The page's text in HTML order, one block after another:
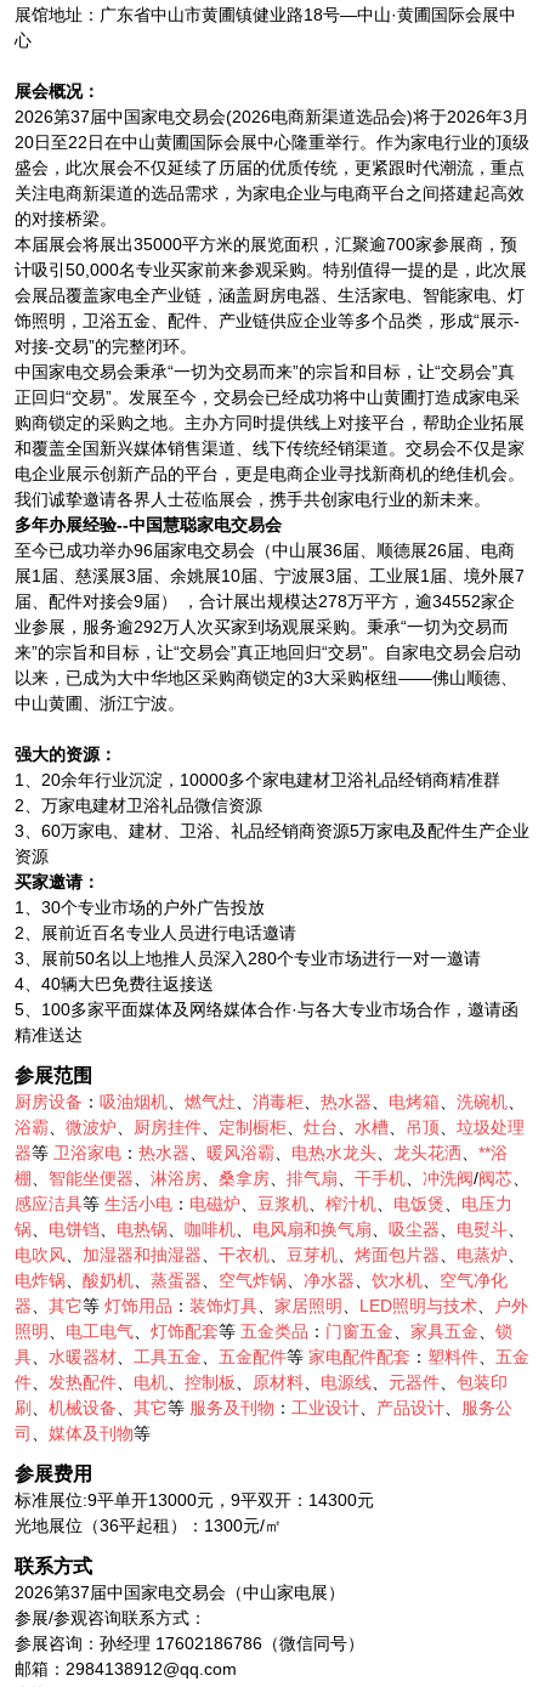
展馆地址：广东省中山市黄圃镇健业路18号—中山·黄圃国际会展中
心
展会概况：
2026第37届中国家电交易会(2026电商新渠道选品会)将于2026年3月
20日至22日在中山黄圃国际会展中心隆重举行。作为家电行业的顶级
盛会，此次展会不仅延续了历届的优质传统，更紧跟时代潮流，重点
关注电商新渠道的选品需求，为家电企业与电商平台之间搭建起高效
的对接桥梁。
本届展会将展出35000平方米的展览面积，汇聚逾700家参展商，预
计吸引50,000名专业买家前来参观采购。特别值得一提的是，此次展
会展品覆盖家电全产业链，涵盖厨房电器、生活家电、智能家电、灯
饰照明，卫浴五金、配件、产业链供应企业等多个品类，形成“展示-
对接-交易”的完整闭环。
中国家电交易会秉承“一切为交易而来”的宗旨和目标，让“交易会”真
正回归“交易”。发展至今，交易会已经成功将中山黄圃打造成家电采
购商锁定的采购之地。主办方同时提供线上对接平台，帮助企业拓展
和覆盖全国新兴媒体销售渠道、线下传统经销渠道。交易会不仅是家
电企业展示创新产品的平台，更是电商企业寻找新商机的绝佳机会。
我们诚挚邀请各界人士莅临展会，携手共创家电行业的新未来。
多年办展经验--中国慧聪家电交易会
至今已成功举办96届家电交易会（中山展36届、顺德展26届、电商
展1届、慈溪展3届、余姚展10届、宁波展3届、工业展1届、境外展7
届、配件对接会9届） ，合计展出规模达278万平方，逾34552家企
业参展，服务逾292万人次买家到场观展采购。秉承“一切为交易而
来”的宗旨和目标，让“交易会”真正地回归“交易”。自家电交易会启动
以来，已成为大中华地区采购商锁定的3大采购枢纽——佛山顺德、
中山黄圃、浙江宁波。
强大的资源：
1、20余年行业沉淀，10000多个家电建材卫浴礼品经销商精准群
2、万家电建材卫浴礼品微信资源
3、60万家电、建材、卫浴、礼品经销商资源5万家电及配件生产企业
资源
买家邀请：
1、30个专业市场的户外广告投放
2、展前近百名专业人员进行电话邀请
3、展前50名以上地推人员深入280个专业市场进行一对一邀请
4、40辆大巴免费往返接送
5、100多家平面媒体及网络媒体合作·与各大专业市场合作，邀请函
精准送达
参展范围
厨房设备 ： 吸油烟机 燃气灶 消毒柜 热水器 电烤箱 洗碗机
浴霸
微波炉 厨房挂件 定制橱柜 灶台 水槽 吊顶
垃圾处理
器等 卫浴家电 ： 热水器 暖风浴霸 电热水龙头 龙头花洒
**浴
棚
智能坐便器 淋浴房 桑拿房 排气扇 干手机 冲洗阀/阀芯
感应洁具等 生活小电 ： 电磁炉 豆浆机 榨汁机 电饭煲
电压力
锅
电饼铛 电热锅 咖啡机 电风扇和换气扇 吸尘器 电熨斗
电吹风
加湿器和抽湿器 干衣机 豆芽机 烤面包片器 电蒸炉
电炸锅
酸奶机 蒸蛋器 空气炸锅 净水器 饮水机
空气净化
器
其它等 灯饰用品 ： 装饰灯具 家居照明 LED照明与技术
户外
照明
电工电气 灯饰配套等 五金类品 ： 门窗五金 家具五金
锁
具
水暖器材 工具五金 五金配件等 家电配件配套 ： 塑料件
五金
件
发热配件 电机 控制板 原材料 电源线 元器件
包装印
刷
机械设备 其它等 服务及刊物 ： 工业设计 产品设计
服务公
司
媒体及刊物等
参展费用
标准展位:9平单开13000元，9平双开：14300元
光地展位（36平起租）：1300元/㎡
联系方式
2026第37届中国家电交易会（中山家电展）
参展/参观咨询联系方式：
参展咨询：孙经理 17602186786（微信同号）
邮箱：2984138912@qq.com